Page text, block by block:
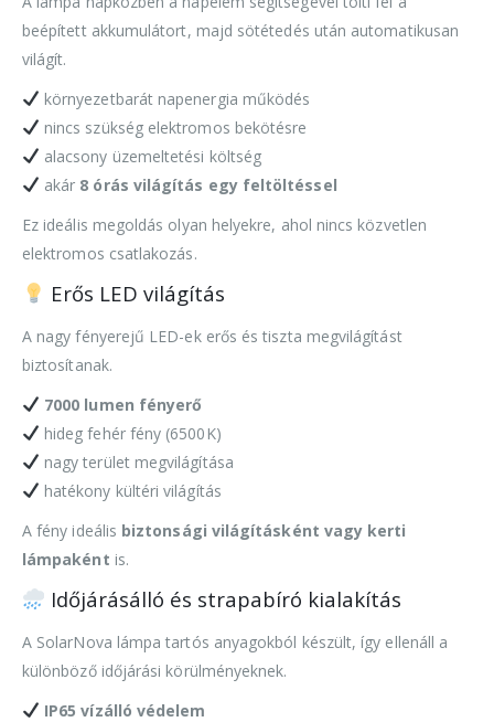
beépített akkumulátort, majd sötétedés után automatikusan
világít.
környezetbarát napenergia működés
nincs szükség elektromos bekötésre
alacsony üzemeltetési költség
akár 8 órás világítás egy feltöltéssel
Ez ideális megoldás olyan helyekre, ahol nincs közvetlen
elektromos csatlakozás.
Erős LED világítás
A nagy fényerejű LED-ek erős és tiszta megvilágítást
biztosítanak.
7000 lumen fényerő
hideg fehér fény (6500K)
nagy terület megvilágítása
hatékony kültéri világítás
A fény ideális biztonsági világításként vagy kerti
lámpaként is.
Időjárásálló és strapabíró kialakítás
A SolarNova lámpa tartós anyagokból készült, így ellenáll a
különböző időjárási körülményeknek.
IP65 vízálló védelem